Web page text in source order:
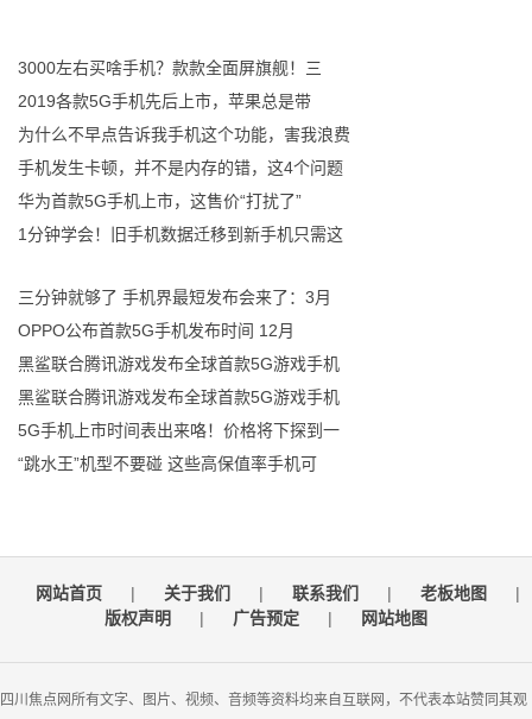
3000左右买啥手机？款款全面屏旗舰！三
2019各款5G手机先后上市，苹果总是带
为什么不早点告诉我手机这个功能，害我浪费
手机发生卡顿，并不是内存的错，这4个问题
华为首款5G手机上市，这售价“打扰了”
1分钟学会！旧手机数据迁移到新手机只需这
三分钟就够了 手机界最短发布会来了：3月
OPPO公布首款5G手机发布时间 12月
黑鲨联合腾讯游戏发布全球首款5G游戏手机
黑鲨联合腾讯游戏发布全球首款5G游戏手机
5G手机上市时间表出来咯！价格将下探到一
“跳水王”机型不要碰 这些高保值率手机可
网站首页 | 关于我们 | 联系我们 | 老板地图
|
版权声明
| 广告预定 | 网站地图
四川焦点网所有文字、图片、视频、音频等资料均来自互联网，不代表本站赞同其观